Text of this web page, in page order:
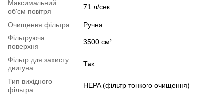
Максимальний
об'єм повітря
71 л/сек
Очищення фільтра
Ручна
Фільтруюча
поверхня
3500 см²
Фільтр для захисту
двигуна
Так
Тип вихідного
фільтра
HEPA (фільтр тонкого очищення)